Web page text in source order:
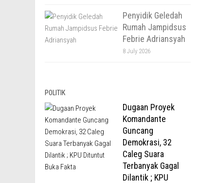
Penyidik Geledah
Rumah Jampidsus
Febrie Adriansyah
8 July 2026
POLITIK
Dugaan Proyek
Komandante
Guncang
Demokrasi, 32
Caleg Suara
Terbanyak Gagal
Dilantik ; KPU